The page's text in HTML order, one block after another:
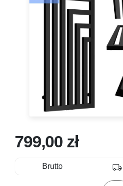
799,00 zł
Brutto local_shipping